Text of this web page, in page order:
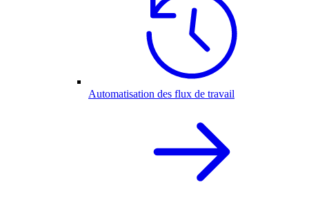
Automatisation des flux de travail